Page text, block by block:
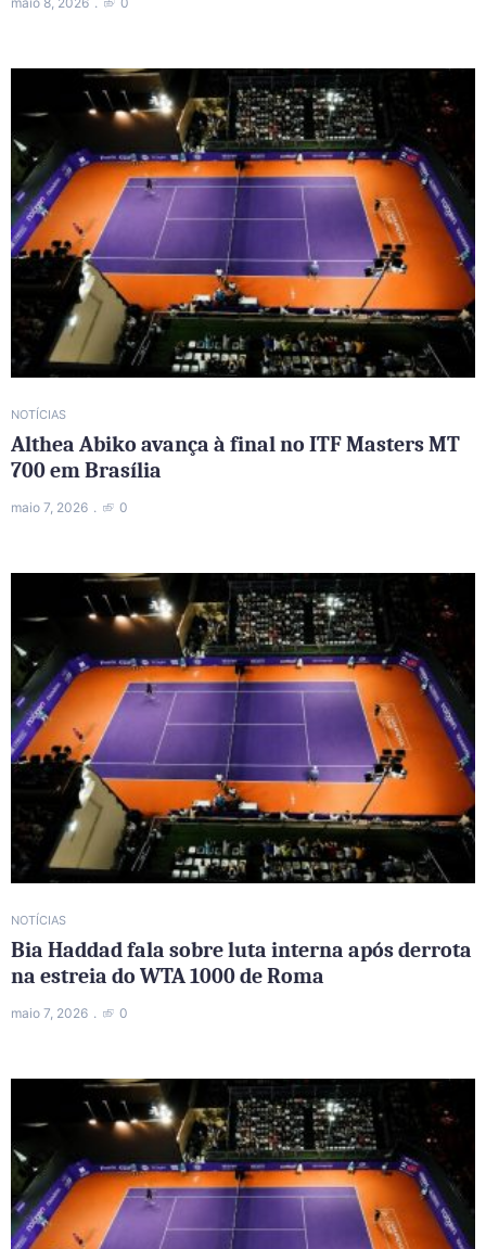
NOTÍCIAS
Althea Abiko avança à final no ITF Masters MT
700 em Brasília
maio 7, 2026 0
NOTÍCIAS
Bia Haddad fala sobre luta interna após derrota
na estreia do WTA 1000 de Roma
maio 7, 2026 0